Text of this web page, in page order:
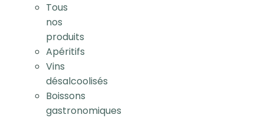
Tous
nos
produits
Apéritifs
Vins
désalcoolisés
Boissons
gastronomiques